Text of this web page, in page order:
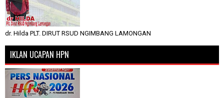
dr. Hilda PLT. DIRUT RSUD NGIMBANG LAMONGAN
IKLAN UCAPAN HPN